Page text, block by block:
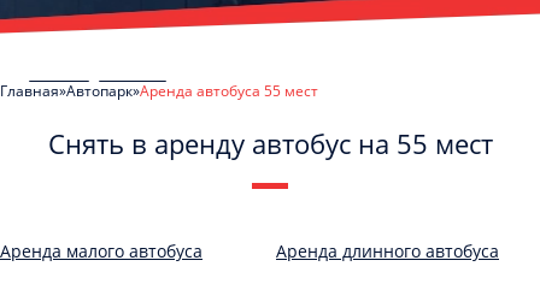
Главная Автопарк Аренда автобуса 55 мест
Снять в аренду автобус на 55 мест
Аренда малого автобуса Аренда длинного автобуса
обработку моих Персональных данных